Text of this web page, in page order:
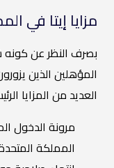
مزايا إيتا في
بصرف النظر عن كونه
العديد من المزايا
مرونة الدخول
المملكة